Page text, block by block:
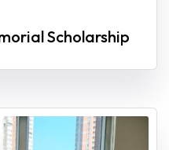
Scholarship